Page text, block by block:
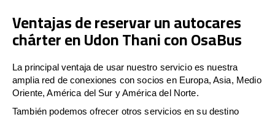
Ventajas de reservar un autocares
chárter en Udon Thani con OsaBus
La principal ventaja de usar nuestro servicio es nuestra
amplia red de conexiones con socios en Europa, Asia, Medio
Oriente, América del Sur y América del Norte.
También podemos ofrecer otros servicios en su destino